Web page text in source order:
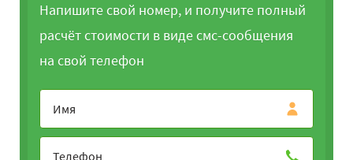
Напишите свой номер, и получите полный
расчёт стоимости в виде смс-сообщения
на свой телефон